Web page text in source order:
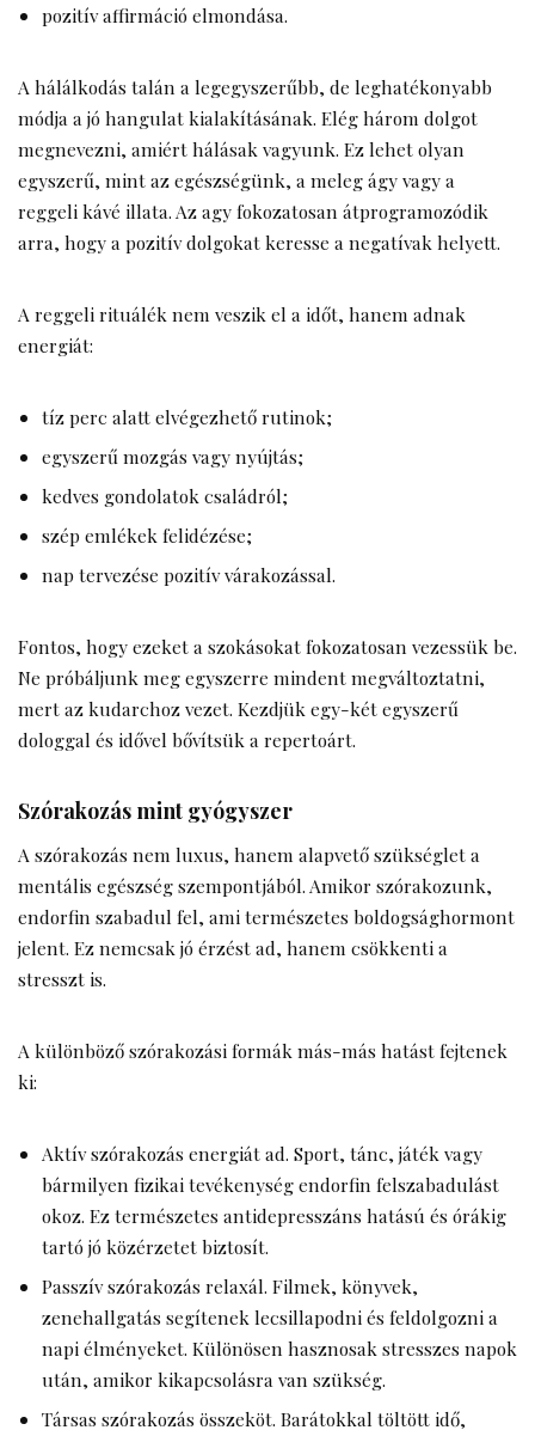
pozitív affirmáció elmondása.
A hálálkodás talán a legegyszerűbb, de leghatékonyabb
módja a jó hangulat kialakításának. Elég három dolgot
megnevezni, amiért hálásak vagyunk. Ez lehet olyan
egyszerű, mint az egészségünk, a meleg ágy vagy a
reggeli kávé illata. Az agy fokozatosan átprogramozódik
arra, hogy a pozitív dolgokat keresse a negatívak helyett.
A reggeli rituálék nem veszik el a időt, hanem adnak
energiát:
tíz perc alatt elvégezhető rutinok;
egyszerű mozgás vagy nyújtás;
kedves gondolatok családról;
szép emlékek felidézése;
nap tervezése pozitív várakozással.
Fontos, hogy ezeket a szokásokat fokozatosan vezessük be.
Ne próbáljunk meg egyszerre mindent megváltoztatni,
mert az kudarchoz vezet. Kezdjük egy-két egyszerű
dologgal és idővel bővítsük a repertoárt.
Szórakozás mint gyógyszer
A szórakozás nem luxus, hanem alapvető szükséglet a
mentális egészség szempontjából. Amikor szórakozunk,
endorfin szabadul fel, ami természetes boldogsághormont
jelent. Ez nemcsak jó érzést ad, hanem csökkenti a
stresszt is.
A különböző szórakozási formák más-más hatást fejtenek
ki:
Aktív szórakozás energiát ad. Sport, tánc, játék vagy
bármilyen fizikai tevékenység endorfin felszabadulást
okoz. Ez természetes antidepresszáns hatású és órákig
tartó jó közérzetet biztosít.
Passzív szórakozás relaxál. Filmek, könyvek,
zenehallgatás segítenek lecsillapodni és feldolgozni a
napi élményeket. Különösen hasznosak stresszes napok
után, amikor kikapcsolásra van szükség.
Társas szórakozás összeköt. Barátokkal töltött idő,